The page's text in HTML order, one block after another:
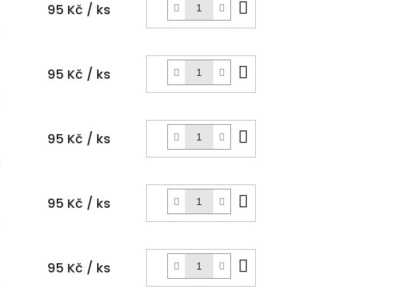
95 Kč / ks
košíku
95 Kč / ks
košíku
95 Kč / ks
košíku
95 Kč / ks
košíku
95 Kč / ks
košíku